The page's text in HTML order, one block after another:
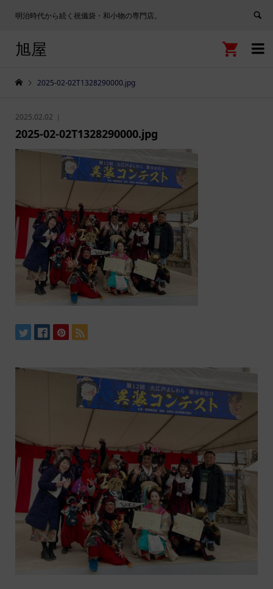
明治時代から続く祝儀袋・和小物の専門店。

旭屋 
2025-02-02T1328290000.jpg
2025.02.02
2025-02-02T1328290000.jpg